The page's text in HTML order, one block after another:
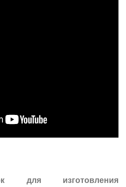
для изготовления